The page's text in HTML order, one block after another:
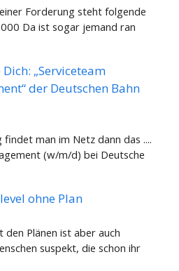
Forderung steht folgende
Da ist sogar jemand ran
„Serviceteam
der Deutschen Bahn
man im Netz dann das ....
(w/m/d) bei Deutsche
ohne Plan
den Plänen ist aber auch
suspekt, die schon ihr